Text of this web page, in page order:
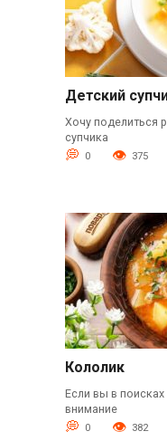
Детский
Хочу поделиться
супчика
0 375
Кололик
Если вы в поисках
внимание
0 382